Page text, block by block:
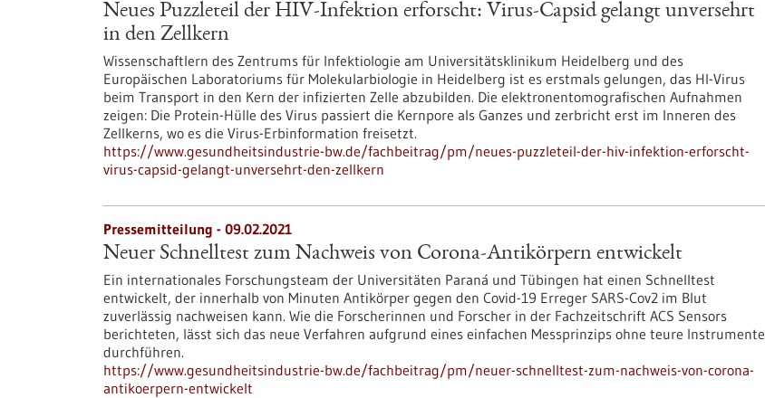
Neues Puzzleteil der HIV-Infektion erforscht: Virus-Capsid gelangt unversehrt
in den Zellkern
Wissenschaftlern des Zentrums für Infektiologie am Universitätsklinikum Heidelberg und des
Europäischen Laboratoriums für Molekularbiologie in Heidelberg ist es erstmals gelungen, das HI-Virus
beim Transport in den Kern der infizierten Zelle abzubilden. Die elektronentomografischen Aufnahmen
zeigen: Die Protein-Hülle des Virus passiert die Kernpore als Ganzes und zerbricht erst im Inneren des
Zellkerns, wo es die Virus-Erbinformation freisetzt.
https://www.gesundheitsindustrie-bw.de/fachbeitrag/pm/neues-puzzleteil-der-hiv-infektion-erforscht-
virus-capsid-gelangt-unversehrt-den-zellkern
Pressemitteilung - 09.02.2021
Neuer Schnelltest zum Nachweis von Corona-Antikörpern entwickelt
Ein internationales Forschungsteam der Universitäten Paraná und Tübingen hat einen Schnelltest
entwickelt, der innerhalb von Minuten Antikörper gegen den Covid-19 Erreger SARS-Cov2 im Blut
zuverlässig nachweisen kann. Wie die Forscherinnen und Forscher in der Fachzeitschrift ACS Sensors
berichteten, lässt sich das neue Verfahren aufgrund eines einfachen Messprinzips ohne teure Instrumente
durchführen.
https://www.gesundheitsindustrie-bw.de/fachbeitrag/pm/neuer-schnelltest-zum-nachweis-von-corona-
antikoerpern-entwickelt